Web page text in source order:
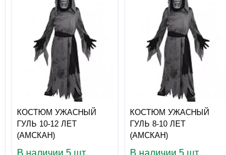
КОСТЮМ УЖАСНЫЙ
ГУЛЬ 10-12 ЛЕТ
(АМСКАН)
В наличии 5 шт.
КОСТЮМ УЖАСНЫЙ
ГУЛЬ 8-10 ЛЕТ
(АМСКАН)
В наличии 5 шт.